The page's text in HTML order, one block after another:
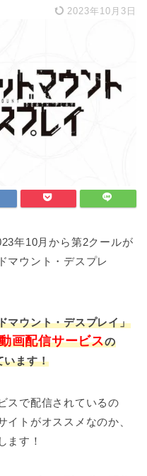
2023年10月3日
年10月から第2クールが
マウント・デスプレ
マウント・デスプレイ」
画配信サービスの
います！
スで配信されているの
トがオススメなのか、
ます！